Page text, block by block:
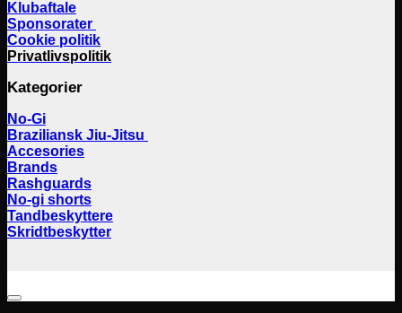
Klubaftale
Sponsorater
Cookie politik
Privatlivspolitik
Kategorier
No-Gi
Braziliansk Jiu-Jitsu
Accesories
Brands
Rashguards
No-gi shorts
Tandbeskyttere
Skridtbeskytter